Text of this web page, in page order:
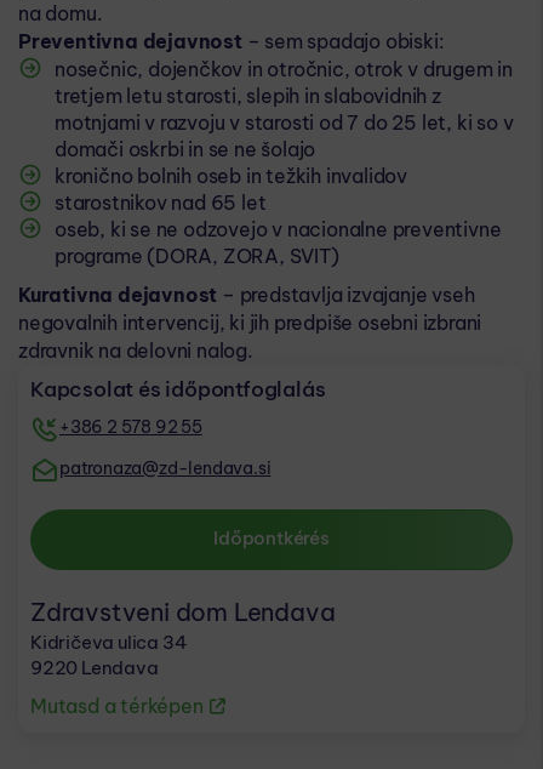
na domu.
Preventivna dejavnost – sem spadajo obiski:
nosečnic, dojenčkov in otročnic, otrok v drugem in
tretjem letu starosti, slepih in slabovidnih z
motnjami v razvoju v starosti od 7 do 25 let, ki so v
domači oskrbi in se ne šolajo
kronično bolnih oseb in težkih invalidov
starostnikov nad 65 let
oseb, ki se ne odzovejo v nacionalne preventivne
programe (DORA, ZORA, SVIT)
Kurativna dejavnost – predstavlja izvajanje vseh
negovalnih intervencij, ki jih predpiše osebni izbrani
zdravnik na delovni nalog.
Kapcsolat és időpontfoglalás
+386 2 578 92 55
patronaza@zd-lendava.si
Időpontkérés
Zdravstveni dom Lendava
Kidričeva ulica 34
9220 Lendava
Mutasd a térképen